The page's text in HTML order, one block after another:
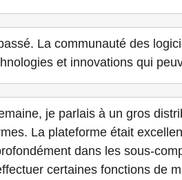
La communauté des
et innovations qui
je parlais à un gros
La plateforme était
dans les sous-
certaines fonctions de